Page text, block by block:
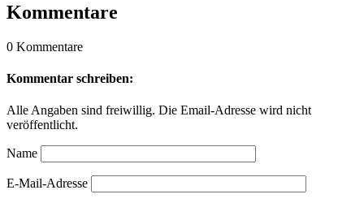
Kommentare
0 Kommentare
Kommentar schreiben:
Alle Angaben sind freiwillig. Die Email-Adresse wird nicht
veröffentlicht.
Name
E-Mail-Adresse